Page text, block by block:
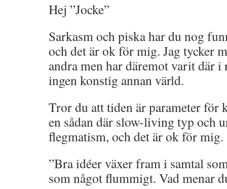
Hej ”Jocke”
Sarkasm och piska har du nog
och det är ok för mig. Jag tycker
andra men har däremot varit där i
ingen konstig annan värld.
Tror du att tiden är parameter för
en sådan där slow-living typ och
flegmatism, och det är ok för mig.
”Bra idéer växer fram i samtal
som något flummigt. Vad menar